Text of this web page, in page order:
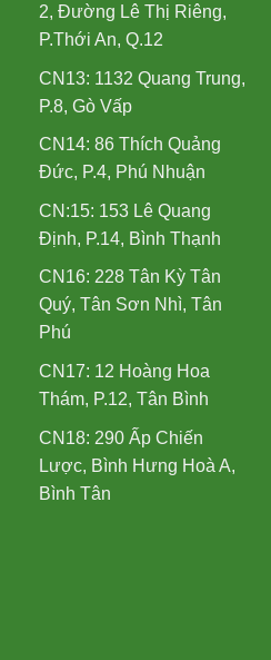
2, Đường Lê Thị Riêng,
P.Thới An, Q.12
CN13: 1132 Quang Trung,
P.8, Gò Vấp
CN14: 86 Thích Quảng
Đức, P.4, Phú Nhuận
CN:15: 153 Lê Quang
Định, P.14, Bình Thạnh
CN16: 228 Tân Kỳ Tân
Quý, Tân Sơn Nhì, Tân
Phú
CN17: 12 Hoàng Hoa
Thám, P.12, Tân Bình
CN18: 290 Ấp Chiến
Lược, Bình Hưng Hoà A,
Bình Tân